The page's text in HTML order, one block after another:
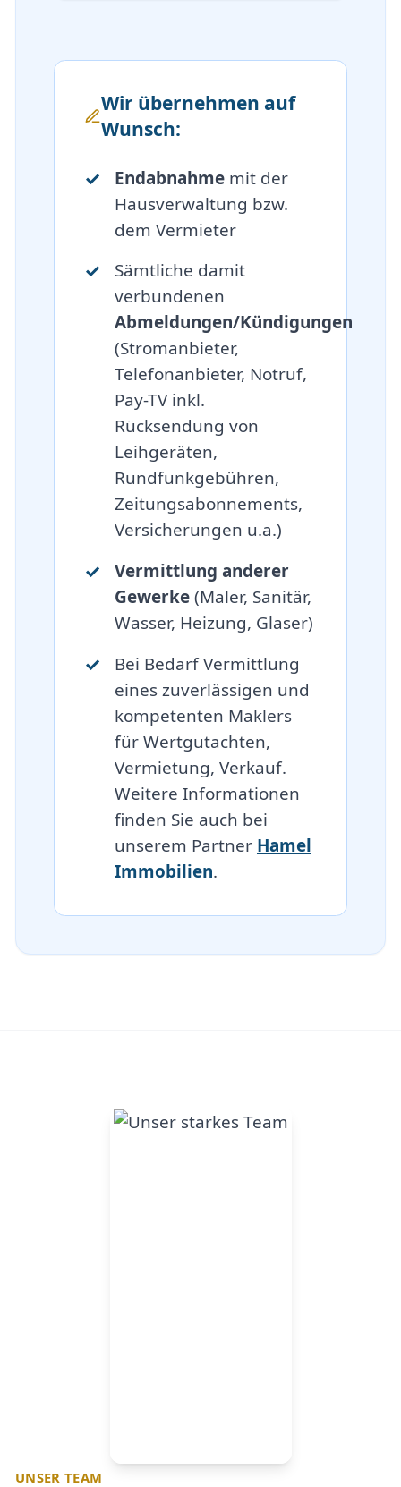
Wir übernehmen auf
Wunsch:
Endabnahmemit der
Hausverwaltung bzw.
dem Vermieter
Sämtliche damit
verbundenen
Abmeldungen/Kündigungen
(Stromanbieter,
Telefonanbieter, Notruf,
Pay-TV inkl.
Rücksendung von
Leihgeräten,
Rundfunkgebühren,
Zeitungsabonnements,
Versicherungen u.a.)
Vermittlung anderer
Gewerke(Maler, Sanitär,
Wasser, Heizung, Glaser)
Bei Bedarf Vermittlung
eines zuverlässigen und
kompetenten Maklers
für Wertgutachten,
Vermietung, Verkauf.
Weitere Informationen
finden Sie auch bei
unserem Partner Hamel
Immobilien.
UNSER TEAM